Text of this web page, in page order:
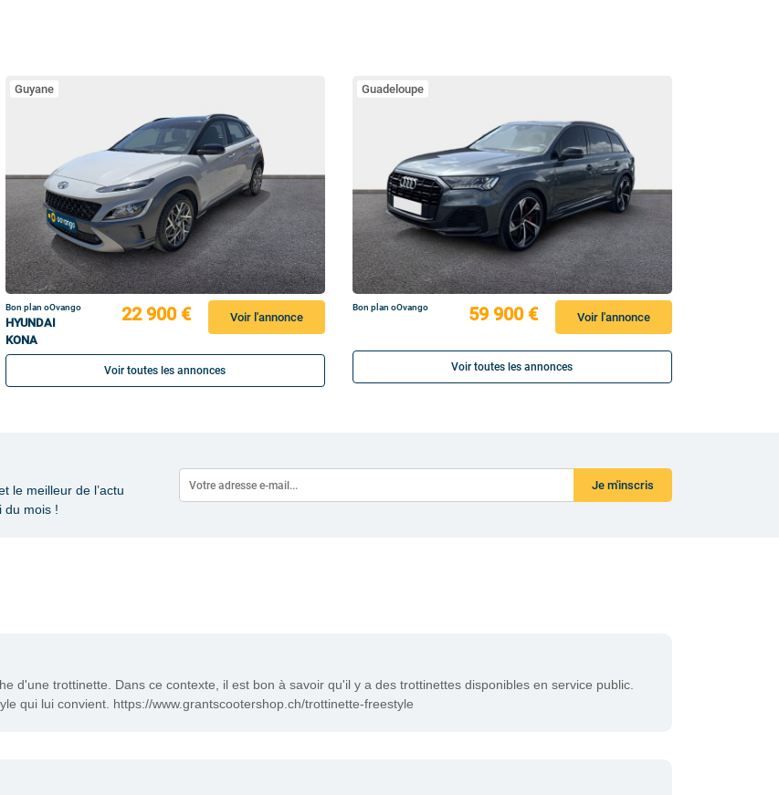
Guyane
Bon plan oOvango
HYUNDAI
KONA
22 900 € Voir l'annonce
Voir toutes les annonces
Guadeloupe
Bon plan oOvango 59 900 € Voir l'annonce
Voir toutes les annonces
le meilleur de l’actu
du mois !
Je m'inscris
d'une trottinette. Dans ce contexte, il est bon à savoir qu'il y a des trottinettes disponibles en service public.
qui lui convient. https://www.grantscootershop.ch/trottinette-freestyle